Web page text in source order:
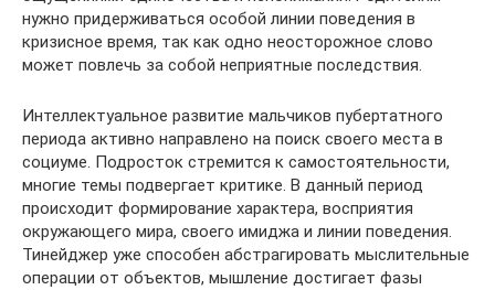
нужно придерживаться особой линии поведения в
кризисное время, так как одно неосторожное слово
может повлечь за собой неприятные последствия.
Интеллектуальное развитие мальчиков пубертатного
периода активно направлено на поиск своего места в
социуме. Подросток стремится к самостоятельности,
многие темы подвергает критике. В данный период
происходит формирование характера, восприятия
окружающего мира, своего имиджа и линии поведения.
Тинейджер уже способен абстрагировать мыслительные
операции от объектов, мышление достигает фазы